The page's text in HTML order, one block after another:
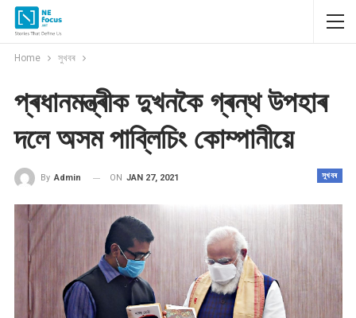
Home সুখবৰ
প্ৰধানমন্ত্ৰীক দুখনকৈ গ্ৰন্থ উপহাৰ
দলে অসম পাব্লিচিং কোম্পানীয়ে
সুখবৰ
By Admin ON JAN 27, 2021